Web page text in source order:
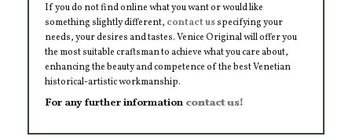
If you do not find online what you want or would like
something slightly different, contact usspecifying your
needs, your desires and tastes. Venice Original will offer you
the most suitable craftsman to achieve what you care about,
enhancing the beauty and competence of the best Venetian
historical-artistic workmanship.
For any further information contact us!